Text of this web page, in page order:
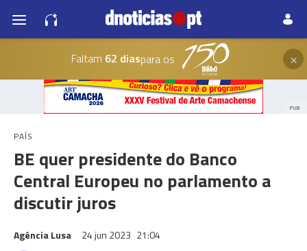
Faltam 62 diaspara os ×
PUB
PAÍS
BE quer presidente do Banco
Central Europeu no parlamento a
discutir juros
Agência Lusa 24 jun 2023 21:04